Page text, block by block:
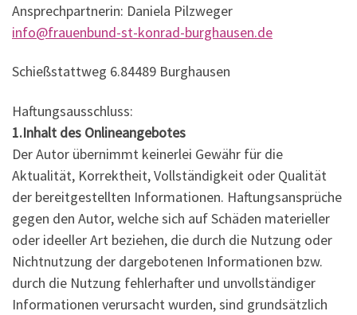
Ansprechpartnerin: Daniela Pilzweger
info@frauenbund-st-konrad-burghausen.de
Schießstattweg 6.84489 Burghausen
Haftungsausschluss:
1.Inhalt des Onlineangebotes
Der Autor übernimmt keinerlei Gewähr für die
Aktualität, Korrektheit, Vollständigkeit oder Qualität
der bereitgestellten Informationen. Haftungsansprüche
gegen den Autor, welche sich auf Schäden materieller
oder ideeller Art beziehen, die durch die Nutzung oder
Nichtnutzung der dargebotenen Informationen bzw.
durch die Nutzung fehlerhafter und unvollständiger
Informationen verursacht wurden, sind grundsätzlich